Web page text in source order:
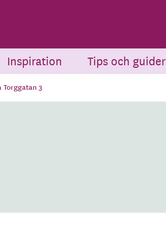
Inspiration Tips och guider
Torggatan 3